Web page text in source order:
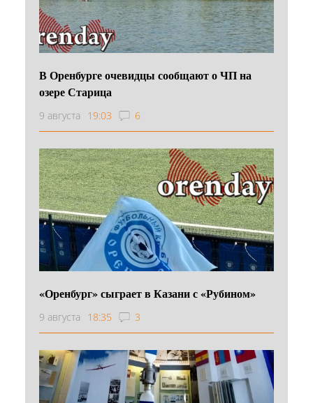
В Оренбурге очевидцы сообщают о ЧП на
озере Старица
9 августа 19:03 6
«Оренбург» сыграет в Казани с «Рубином»
9 августа 18:35 3